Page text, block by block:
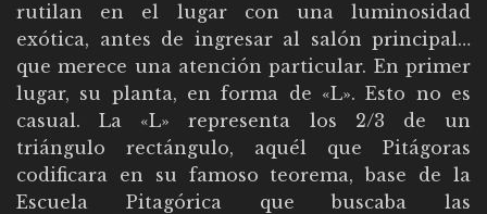
rutilan en el lugar con una luminosidad
exótica, antes de ingresar al salón principal…
que merece una atención particular. En primer
lugar, su planta, en forma de «L». Esto no es
casual. La «L» representa los 2/3 de un
triángulo rectángulo, aquél que Pitágoras
codificara en su famoso teorema, base de la
Escuela Pitagórica que buscaba las